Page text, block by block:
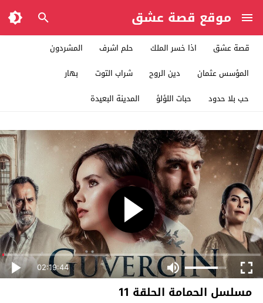
موقع قصة عشق
قصة عشق اذا خسر الملك حلم اشرف
المشردون
المؤسس عثمان
دين الروح شراب التوت
بهار
حب بلا حدود
حبات اللؤلؤ المدينة البعيدة
02:19:44
مسلسل الحمامة الحلقة 11